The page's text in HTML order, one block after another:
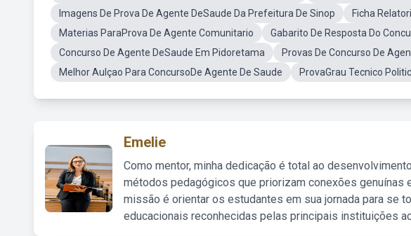
Imagens De Prova De Agente DeSaude Da Prefeitura De Sinop
Ficha
Materias ParaProva De Agente Comunitario
Gabarito De Resposta Do
Concurso De Agente DeSaude Em Pidoretama
Provas De Concurso De
Melhor Aulçao Para ConcursoDe Agente De Saude
ProvaGrau Tecnico
Emelie
Como mentor, minha dedicação é total ao
métodos pedagógicos que priorizam conexões genuínas
missão é orientar os estudantes em sua jornada para se
educacionais reconhecidas pelas principais instituições